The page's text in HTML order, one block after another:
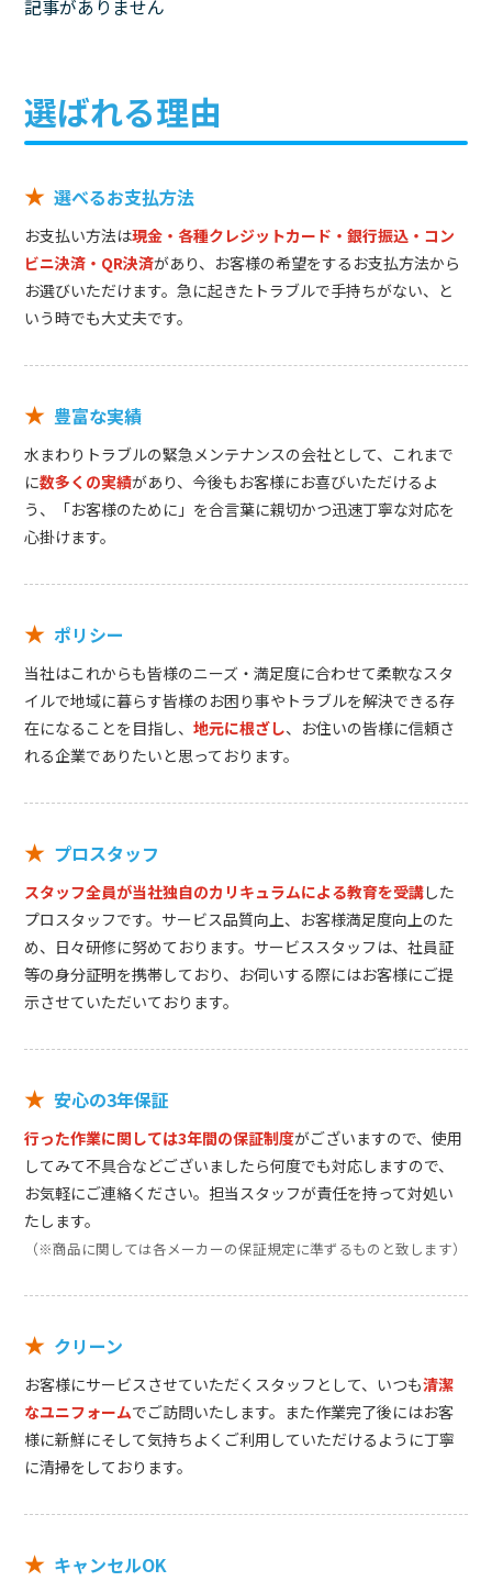
記事がありません
選ばれる理由
★ 選べるお支払方法
お支払い方法は現金・各種クレジットカード・銀行振込・コン
ビニ決済・QR決済があり、お客様の希望をするお支払方法から
お選びいただけます。急に起きたトラブルで手持ちがない、と
いう時でも大丈夫です。
★ 豊富な実績
水まわりトラブルの緊急メンテナンスの会社として、これまで
に数多くの実績があり、今後もお客様にお喜びいただけるよ
う、「お客様のために」を合言葉に親切かつ迅速丁寧な対応を
心掛けます。
★ ポリシー
当社はこれからも皆様のニーズ・満足度に合わせて柔軟なスタ
イルで地域に暮らす皆様のお困り事やトラブルを解決できる存
在になることを目指し、地元に根ざし、お住いの皆様に信頼さ
れる企業でありたいと思っております。
★ プロスタッフ
スタッフ全員が当社独自のカリキュラムによる教育を受講した
プロスタッフです。サービス品質向上、お客様満足度向上のた
め、日々研修に努めております。サービススタッフは、社員証
等の身分証明を携帯しており、お伺いする際にはお客様にご提
示させていただいております。
★ 安心の3年保証
行った作業に関しては3年間の保証制度がございますので、使用
してみて不具合などございましたら何度でも対応しますので、
お気軽にご連絡ください。担当スタッフが責任を持って対処い
たします。
（※商品に関しては各メーカーの保証規定に準ずるものと致します）
★ クリーン
お客様にサービスさせていただくスタッフとして、いつも清潔
なユニフォームでご訪問いたします。また作業完了後にはお客
様に新鮮にそして気持ちよくご利用していただけるように丁寧
に清掃をしております。
★ キャンセルOK